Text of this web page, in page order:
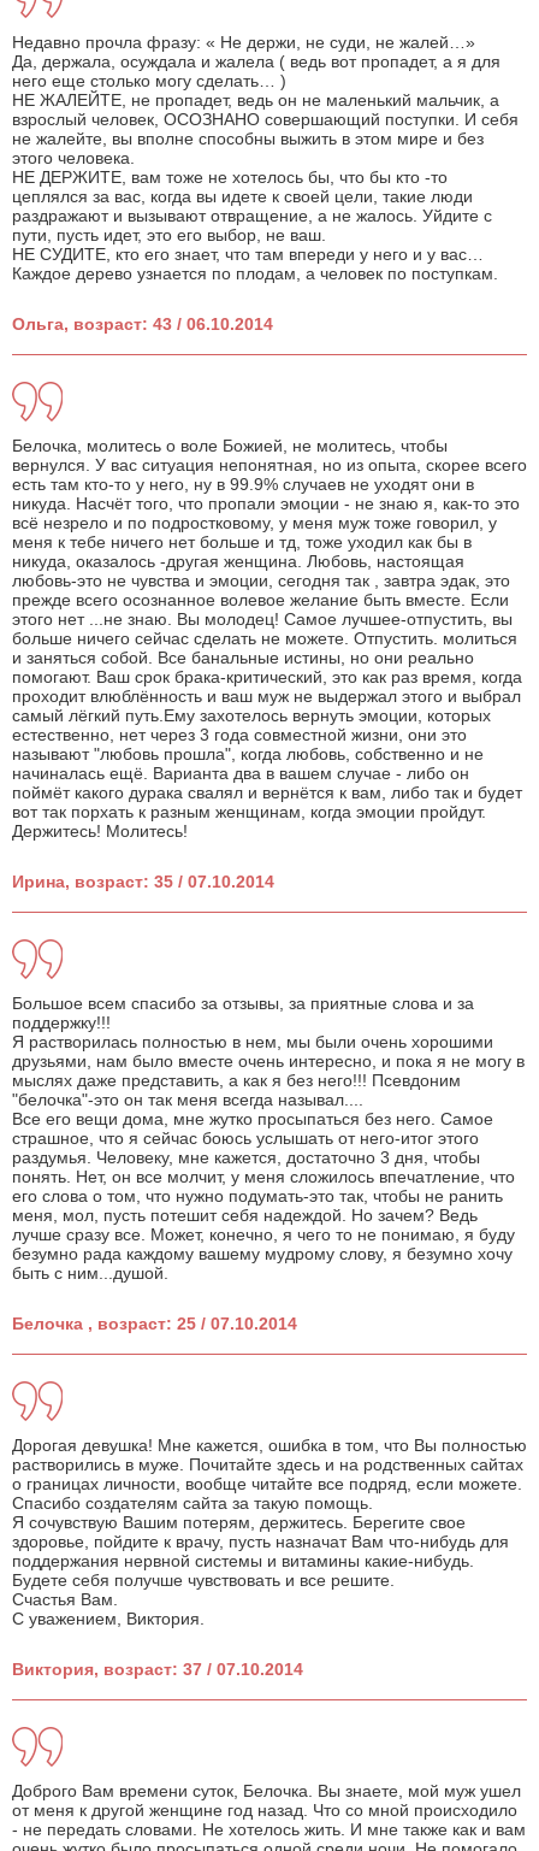
Недавно прочла фразу: « Не держи, не суди, не жалей…»
Да, держала, осуждала и жалела ( ведь вот пропадет, а я для
него еще столько могу сделать… )
НЕ ЖАЛЕЙТЕ, не пропадет, ведь он не маленький мальчик, а
взрослый человек, ОСОЗНАНО совершающий поступки. И себя
не жалейте, вы вполне способны выжить в этом мире и без
этого человека.
НЕ ДЕРЖИТЕ, вам тоже не хотелось бы, что бы кто -то
цеплялся за вас, когда вы идете к своей цели, такие люди
раздражают и вызывают отвращение, а не жалось. Уйдите с
пути, пусть идет, это его выбор, не ваш.
НЕ СУДИТЕ, кто его знает, что там впереди у него и у вас…
Каждое дерево узнается по плодам, а человек по поступкам.
Ольга, возраст: 43 / 06.10.2014
Белочка, молитесь о воле Божией, не молитесь, чтобы
вернулся. У вас ситуация непонятная, но из опыта, скорее всего
есть там кто-то у него, ну в 99.9% случаев не уходят они в
никуда. Насчёт того, что пропали эмоции - не знаю я, как-то это
всё незрело и по подростковому, у меня муж тоже говорил, у
меня к тебе ничего нет больше и тд, тоже уходил как бы в
никуда, оказалось -другая женщина. Любовь, настоящая
любовь-это не чувства и эмоции, сегодня так , завтра эдак, это
прежде всего осознанное волевое желание быть вместе. Если
этого нет ...не знаю. Вы молодец! Самое лучшее-отпустить, вы
больше ничего сейчас сделать не можете. Отпустить. молиться
и заняться собой. Все банальные истины, но они реально
помогают. Ваш срок брака-критический, это как раз время, когда
проходит влюблённость и ваш муж не выдержал этого и выбрал
самый лёгкий путь.Ему захотелось вернуть эмоции, которых
естественно, нет через 3 года совместной жизни, они это
называют "любовь прошла", когда любовь, собственно и не
начиналась ещё. Варианта два в вашем случае - либо он
поймёт какого дурака свалял и вернётся к вам, либо так и будет
вот так порхать к разным женщинам, когда эмоции пройдут.
Держитесь! Молитесь!
Ирина, возраст: 35 / 07.10.2014
Большое всем спасибо за отзывы, за приятные слова и за
поддержку!!!
Я растворилась полностью в нем, мы были очень хорошими
друзьями, нам было вместе очень интересно, и пока я не могу в
мыслях даже представить, а как я без него!!! Псевдоним
"белочка"-это он так меня всегда называл....
Все его вещи дома, мне жутко просыпаться без него. Самое
страшное, что я сейчас боюсь услышать от него-итог этого
раздумья. Человеку, мне кажется, достаточно 3 дня, чтобы
понять. Нет, он все молчит, у меня сложилось впечатление, что
его слова о том, что нужно подумать-это так, чтобы не ранить
меня, мол, пусть потешит себя надеждой. Но зачем? Ведь
лучше сразу все. Может, конечно, я чего то не понимаю, я буду
безумно рада каждому вашему мудрому слову, я безумно хочу
быть с ним...душой.
Белочка , возраст: 25 / 07.10.2014
Дорогая девушка! Мне кажется, ошибка в том, что Вы полностью
растворились в муже. Почитайте здесь и на родственных сайтах
о границах личности, вообще читайте все подряд, если можете.
Спасибо создателям сайта за такую помощь.
Я сочувствую Вашим потерям, держитесь. Берегите свое
здоровье, пойдите к врачу, пусть назначат Вам что-нибудь для
поддержания нервной системы и витамины какие-нибудь.
Будете себя получше чувствовать и все решите.
Счастья Вам.
С уважением, Виктория.
Виктория, возраст: 37 / 07.10.2014
Доброго Вам времени суток, Белочка. Вы знаете, мой муж ушел
от меня к другой женщине год назад. Что со мной происходило
- не передать словами. Не хотелось жить. И мне также как и вам